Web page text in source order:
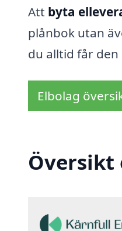
Att byta
plånbok utan
du alltid får den
Elbolag
Översikt